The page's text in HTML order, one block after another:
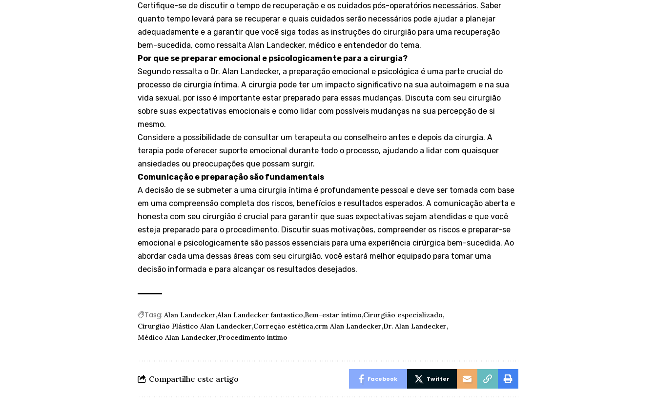
Certifique-se de discutir o tempo de recuperação e os cuidados pós-operatórios necessários. Saber
quanto tempo levará para se recuperar e quais cuidados serão necessários pode ajudar a planejar
adequadamente e a garantir que você siga todas as instruções do cirurgião para uma recuperação
bem-sucedida, como ressalta Alan Landecker, médico e entendedor do tema.
Por que se preparar emocional e psicologicamente para a cirurgia?
Segundo ressalta o Dr. Alan Landecker, a preparação emocional e psicológica é uma parte crucial do
processo de cirurgia íntima. A cirurgia pode ter um impacto significativo na sua autoimagem e na sua
vida sexual, por isso é importante estar preparado para essas mudanças. Discuta com seu cirurgião
sobre suas expectativas emocionais e como lidar com possíveis mudanças na sua percepção de si
mesmo.
Considere a possibilidade de consultar um terapeuta ou conselheiro antes e depois da cirurgia. A
terapia pode oferecer suporte emocional durante todo o processo, ajudando a lidar com quaisquer
ansiedades ou preocupações que possam surgir.
Comunicação e preparação são fundamentais
A decisão de se submeter a uma cirurgia íntima é profundamente pessoal e deve ser tomada com base
em uma compreensão completa dos riscos, benefícios e resultados esperados. A comunicação aberta e
honesta com seu cirurgião é crucial para garantir que suas expectativas sejam atendidas e que você
esteja preparado para o procedimento. Discutir suas motivações, compreender os riscos e preparar-se
emocional e psicologicamente são passos essenciais para uma experiência cirúrgica bem-sucedida. Ao
abordar cada uma dessas áreas com seu cirurgião, você estará melhor equipado para tomar uma
decisão informada e para alcançar os resultados desejados.
Tasg: Alan Landecker Alan Landecker fantastico Bem-estar íntimo Cirurgião especializado
Cirurgião Plástico Alan Landecker Correção estética crm Alan Landecker Dr. Alan Landecker
Médico Alan Landecker Procedimento íntimo
Compartilhe este artigo Facebook Twitter